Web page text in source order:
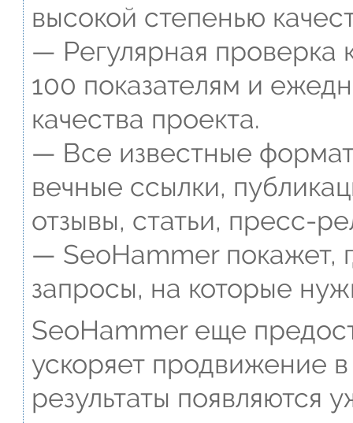
высокой степенью
— Регулярная проверка
100 показателям и
качества проекта.
— Все известные
вечные ссылки,
отзывы, статьи, пресс-
— SeoHammer покажет,
запросы, на которые
SeoHammer еще
ускоряет продвижение
результаты появляются